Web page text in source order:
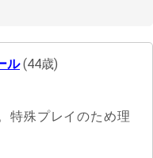
ル(44歳)
特殊プレイのため理